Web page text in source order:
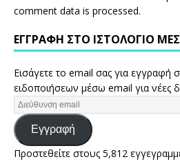
comment data is processed.
ΕΓΓΡΑΦΉ ΣΤΟ ΙΣΤΟΛΌΓΙΟ
Εισάγετε το email σας για εγγραφή
ειδοποιήσεων μέσω email για νέες
Εγγραφή
Προστεθείτε στους 5,812